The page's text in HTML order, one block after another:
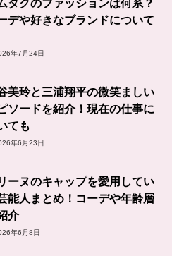
デや好きなブランドについて
年7月24日
美玲と三浦翔平の微笑ましい
ソードを紹介！現在の仕事に
ても
年6月23日
ーヌのキャップを愛用してい
能人まとめ！コーデや年齢層
介
年6月8日